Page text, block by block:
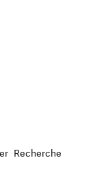
Recherche